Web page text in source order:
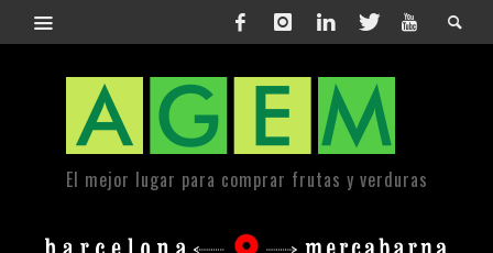
El mejor lugar para comprar frutas y verduras